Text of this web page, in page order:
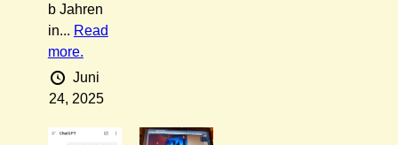
b Jahren
in... Read
more.
Juni
24, 2025